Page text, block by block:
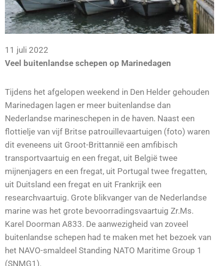
11 juli 2022
Veel buitenlandse schepen op Marinedagen
Tijdens het afgelopen weekend in Den Helder gehouden
Marinedagen lagen er meer buitenlandse dan
Nederlandse marineschepen in de haven. Naast een
flottielje van vijf Britse patrouillevaartuigen (foto) waren
dit eveneens uit Groot-Brittannië een amfibisch
transportvaartuig en een fregat, uit België twee
mijnenjagers en een fregat, uit Portugal twee fregatten,
uit Duitsland een fregat en uit Frankrijk een
researchvaartuig. Grote blikvanger van de Nederlandse
marine was het grote bevoorradingsvaartuig Zr.Ms.
Karel Doorman A833. De aanwezigheid van zoveel
buitenlandse schepen had te maken met het bezoek van
het NAVO-smaldeel Standing NATO Maritime Group 1
(SNMG1).